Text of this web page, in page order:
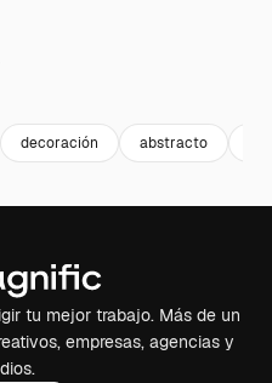
decoración abstracto
tu mejor trabajo. Más de un
empresas, agencias y